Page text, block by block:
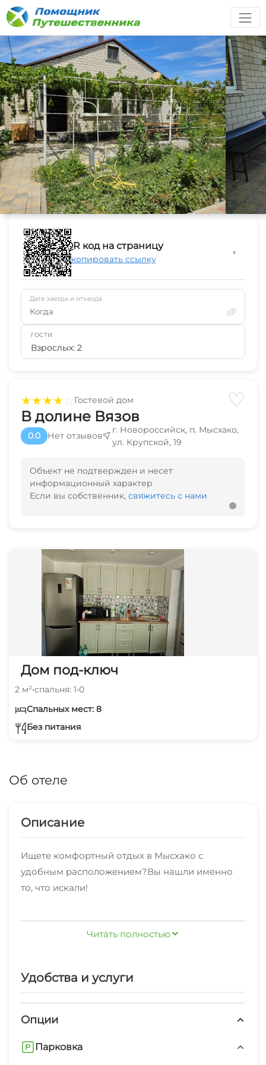
★★★★☆Гостевой дом ♡
В долине Вязов
0.0 Нет отзывов
г. Новороссийск, п. Мысхако,
ул. Крупской, 19
Объект не подтвержден и несет
информационный характер
Если вы собственник, свяжитесь с нами
Дом под-ключ
2 м²•спальня: 1•0
Спальных мест: 8
Без питания
Об отеле
Описание
Ищете комфортный отдых в Мысхако с
удобным расположением?Вы нашли именно
то, что искали!
Для тех, кто отправился в Мысхако по работе -
К услугам отдыхающих: стиральная машина,
сотрудники с радостью предоставят вам
полезнуютуристическую
Читать полностью
Удобства и услуги
Опции
Парковка
QR код на страницу
Скопировать ссылку
▼
Дата заезда и отъезда
Когда
ГОСТИ
Взрослых: 2